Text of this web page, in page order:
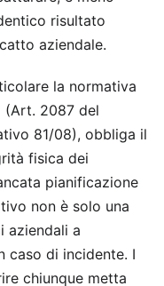
risultato
aziendale.
la normativa
(Art. 2087 del
81/08), obbliga il
fisica dei
pianificazione
non è solo una
aziendali a
caso di incidente. I
chiunque metta